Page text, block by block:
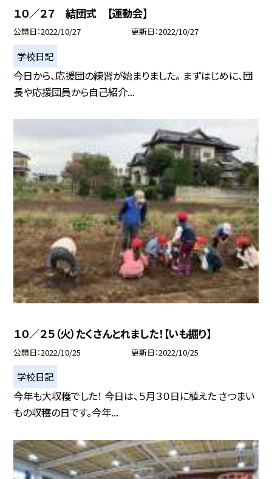
１０／２７ 結団式 【運動会】
公開日 2022/10/27 更新日 2022/10/27
学校日記
今日から、応援団の練習が始まりました。 まずはじめに、団
長や応援団員から自己紹介...
１０／２５（火）たくさんとれました！【いも掘り】
公開日 2022/10/25 更新日 2022/10/25
学校日記
今年も大収穫でした！ 今日は、５月３０日に植えた さつまい
もの収穫の日です。今年...